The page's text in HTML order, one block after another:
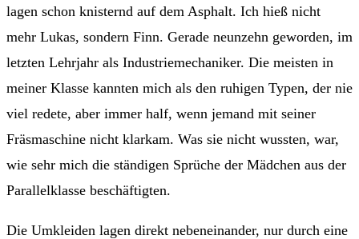
lagen schon knisternd auf dem Asphalt. Ich hieß nicht
mehr Lukas, sondern Finn. Gerade neunzehn geworden, im
letzten Lehrjahr als Industriemechaniker. Die meisten in
meiner Klasse kannten mich als den ruhigen Typen, der nie
viel redete, aber immer half, wenn jemand mit seiner
Fräsmaschine nicht klarkam. Was sie nicht wussten, war,
wie sehr mich die ständigen Sprüche der Mädchen aus der
Parallelklasse beschäftigten.
Die Umkleiden lagen direkt nebeneinander, nur durch eine